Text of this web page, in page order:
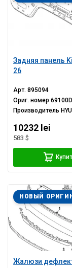
Задняя панель
26
Арт.895094
Ориг. номер
Производитель
10232 lei
583 $
Жалюзи
НОВЫЙ